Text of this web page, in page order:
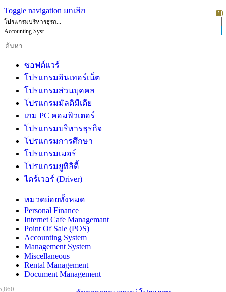
Toggle navigation ยกเลิก
โปรแกรมบริหารธุรก...
Accounting Syst...
ซอฟต์แวร์
โปรแกรมอินเทอร์เน็ต
โปรแกรมส่วนบุคคล
โปรแกรมมัลติมีเดีย
เกม PC คอมพิวเตอร์
โปรแกรมบริหารธุรกิจ
โปรแกรมการศึกษา
โปรแกรมเมอร์
โปรแกรมยูทิลิตี้
ไดร์เวอร์ (Driver)
หมวดย่อยทั้งหมด
Personal Finance
Internet Cafe Managemant
Point Of Sale (POS)
Accounting System
Management System
Miscellaneous
Rental Management
Document Management
1
2
3
4
5
6
7
8
9
10